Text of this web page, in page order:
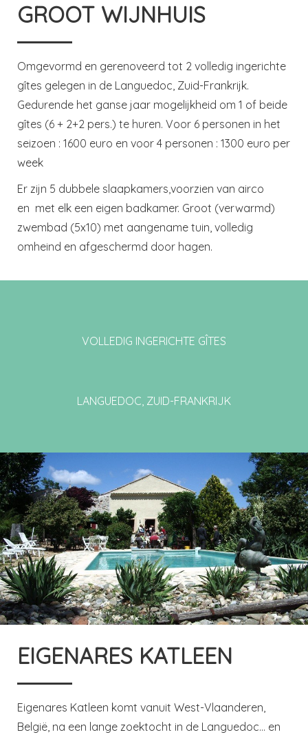
GROOT WIJNHUIS
Omgevormd en gerenoveerd tot 2 volledig ingerichte
gîtes gelegen in de Languedoc, Zuid-Frankrijk.
Gedurende het ganse jaar mogelijkheid om 1 of beide
gîtes (6 + 2+2 pers.) te huren. Voor 6 personen in het
seizoen : 1600 euro en voor 4 personen : 1300 euro per
week
Er zijn 5 dubbele slaapkamers,voorzien van airco
en met elk een eigen badkamer. Groot (verwarmd)
zwembad (5x10) met aangename tuin, volledig
omheind en afgeschermd door hagen.
VOLLEDIG INGERICHTE GÎTES
LANGUEDOC, ZUID-FRANKRIJK
EIGENARES KATLEEN
Eigenares Katleen komt vanuit West-Vlaanderen,
België, na een lange zoektocht in de Languedoc... en